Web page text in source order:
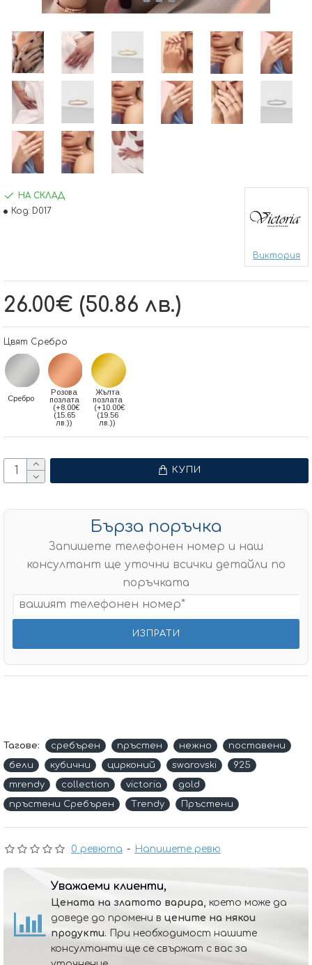
0 ревюта - Напишете ревю
26.00€ (50.86 лв.)
НА СКЛАД
Код: D017
Виктория
Цвят Сребро
Сребро
Розова
позлата
(+8.00€
(15.65
лв.))
Жълта
позлата
(+10.00€
(19.56
лв.))
КУПИ
Бърза поръчка
Запишете телефонен номер и наш
консултант ще уточни всички детайли по
поръчката
Тагове: сребърен пръстен нежно
поставени
бели
кубични цирконий swarovski
925
тrendy
collection victoria
gold
пръстени Сребърен
Тrendy Пръстени
Уважаеми клиенти,
Цената на златото варира,
което може да
доведе до промени в цените на някои
продукти. При необходимост нашите
консултанти ще се свържат с вас за